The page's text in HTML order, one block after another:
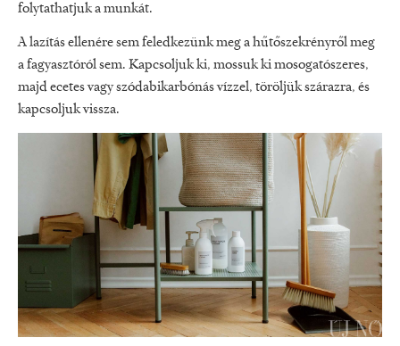
folytathatjuk a munkát.
A lazítás ellenére sem feledkezünk meg a hűtőszekrényről meg
a fagyasztóról sem. Kapcsoljuk ki, mossuk ki mosogatószeres,
majd ecetes vagy szódabikarbónás vízzel, töröljük szárazra, és
kapcsoljuk vissza.